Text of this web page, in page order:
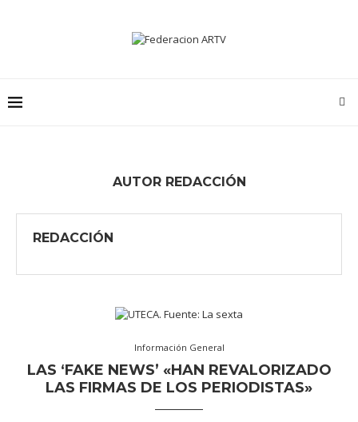
AUTOR REDACCIÓN
REDACCIÓN
Información General
LAS ‘FAKE NEWS’ «HAN REVALORIZADO
LAS FIRMAS DE LOS PERIODISTAS»